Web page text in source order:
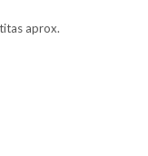
aprox.